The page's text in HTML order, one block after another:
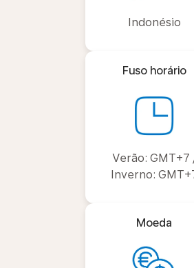
Indonésio
Fuso horário
Verão: GMT+7
Inverno:
Moeda